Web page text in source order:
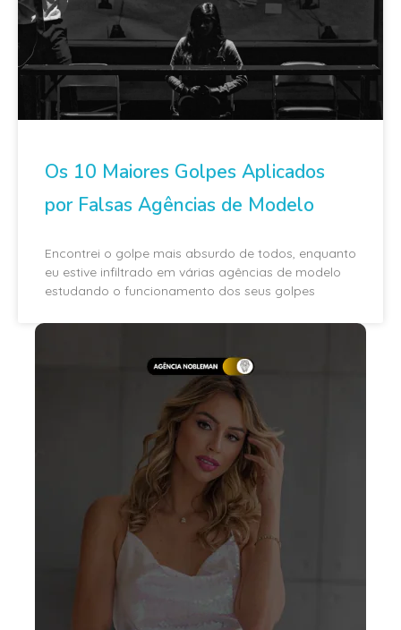
Os 10 Maiores Golpes Aplicados
por Falsas Agências de Modelo
Encontrei o golpe mais absurdo de todos, enquanto
eu estive infiltrado em várias agências de modelo
estudando o funcionamento dos seus golpes